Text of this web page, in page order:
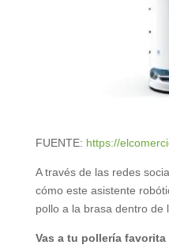
FUENTE: https://
A través de las redes
cómo este asistente
pollo a la brasa dentro de
Vas a tu pollería